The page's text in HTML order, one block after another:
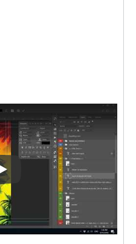
Play: Keynote (Google I/O